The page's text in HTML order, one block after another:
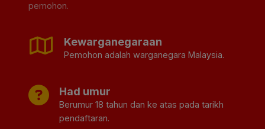
pemohon.
Kewarganegaraan
Pemohon adalah warganegara Malaysia.
Had umur
Berumur 18 tahun dan ke atas pada tarikh
pendaftaran.